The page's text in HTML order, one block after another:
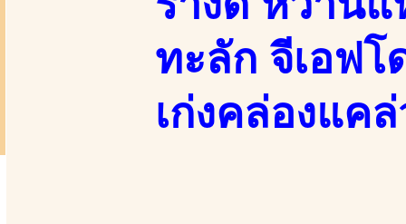
ทะลัก จีเอฟ
เก่งคล่องแค